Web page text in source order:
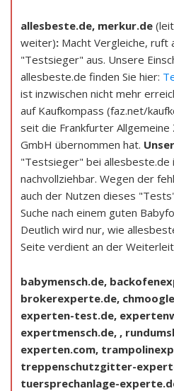
allesbeste.de, merkur.de
weiter): Macht Vergleiche, ruft
"Testsieger" aus. Unsere
allesbeste.de finden Sie hier:
ist inzwischen nicht mehr
auf Kaufkompass (faz.net/
seit die Frankfurter
GmbH übernommen hat.
"Testsieger" bei allesbeste.de
nachvollziehbar. Wegen der
auch der Nutzen dieses
Suche nach einem guten
Deutlich wird nur, wie
Seite verdient an der
babymensch.de,
brokerexperte.de,
experten-test.de,
expertmensch.de, ,
experten.com,
treppenschutzgitter-
tuersprechanlage-